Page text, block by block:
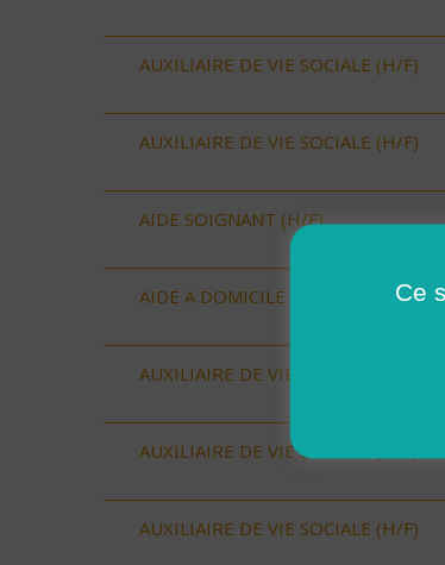
AUXILIAIRE DE VIE SOCIALE (H/F)
AUXILIAIRE DE VIE SOCIALE (H/F)
AIDE SOIGNANT (H/F)
AIDE A DOMICILE (H/F)
AUXILIAIRE DE VIE SOCIALE (H/F)
AUXILIAIRE DE VIE SOCIALE (H/F)
AUXILIAIRE DE VIE SOCIALE (H/F)
Ce